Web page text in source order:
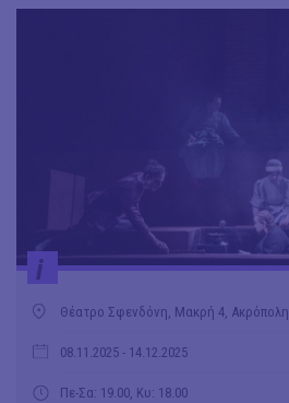
i
Θέατρο Σφενδόνη, Μακρή 4, Ακρόπολη
08.11.2025 - 14.12.2025
Πε-Σα: 19.00, Κυ: 18.00